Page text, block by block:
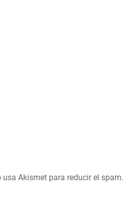
usa Akismet para reducir el spam.